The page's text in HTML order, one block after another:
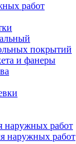
работ
покрытий
и фанеры
наружных работ
наружных работ